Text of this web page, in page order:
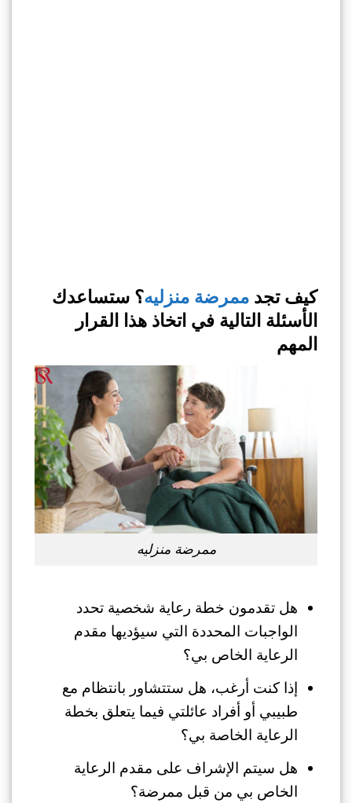
كيف تجدممرضة منزليه؟ ستساعدك
الأسئلة التالية في اتخاذ هذا القرار
المهم
ممرضة منزليه
هل تقدمون خطة رعاية شخصية تحدد
الواجبات المحددة التي سيؤديها مقدم
الرعاية الخاص بي؟
إذا كنت أرغب، هل ستتشاور بانتظام مع
طبيبي أو أفراد عائلتي فيما يتعلق بخطة
الرعاية الخاصة بي؟
هل سيتم الإشراف على مقدم الرعاية
الخاص بي من قبل ممرضة؟